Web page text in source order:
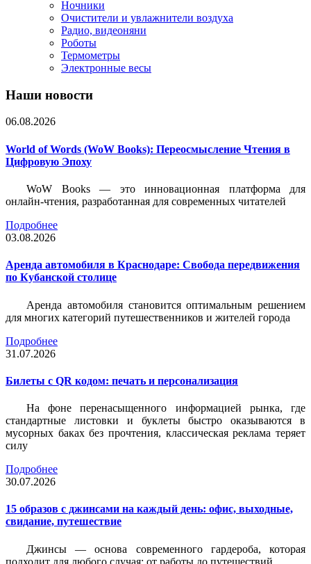
Ночники
Очистители и увлажнители воздуха
Радио, видеоняни
Роботы
Термометры
Электронные весы
Наши новости
06.08.2026
World of Words (WoW Books): Переосмысление Чтения в
Цифровую Эпоху
WoW Books — это инновационная платформа для
онлайн-чтения, разработанная для современных читателей
Подробнее
03.08.2026
Аренда автомобиля в Краснодаре: Свобода передвижения
по Кубанской столице
Аренда автомобиля становится оптимальным решением
для многих категорий путешественников и жителей города
Подробнее
31.07.2026
Билеты c QR кодом: печать и персонализация
На фоне перенасыщенного информацией рынка, где
стандартные листовки и буклеты быстро оказываются в
мусорных баках без прочтения, классическая реклама теряет
силу
Подробнее
30.07.2026
15 образов с джинсами на каждый день: офис, выходные,
свидание, путешествие
Джинсы — основа современного гардероба, которая
подходит для любого случая: от работы до путешествий